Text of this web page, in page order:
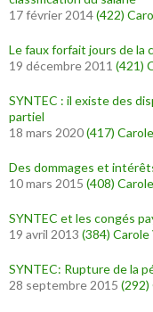
17 février 2014(422)
Le faux forfait jours de la
19 décembre 2011 (421)
SYNTEC : il existe des
partiel
18 mars 2020(417)
Des dommages et
10 mars 2015 (408)
SYNTEC et les congés
19 avril 2013 (384) Carole
SYNTEC: Rupture de la
28 septembre 2015 (292)